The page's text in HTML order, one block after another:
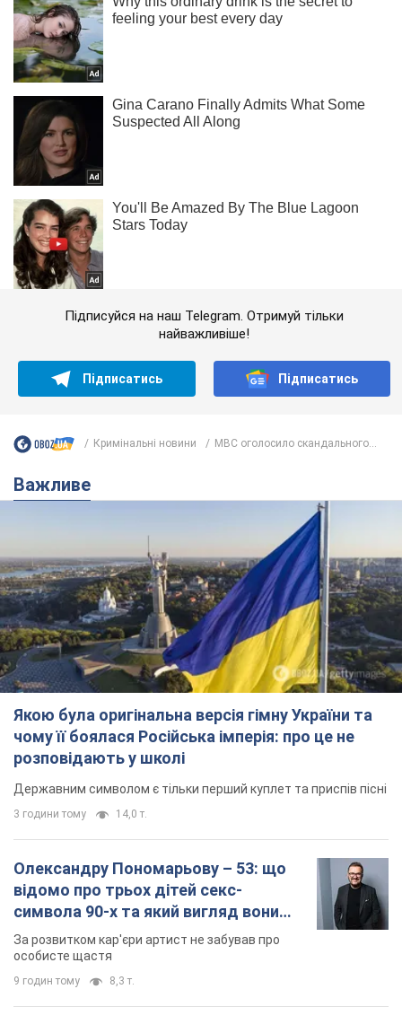
Підписуйся на наш Telegram. Отримуй тільки
найважливіше!
Підписатись Підписатись
Кримінальні новини МВС оголосило скандального...
Важливе
Якою була оригінальна версія гімну України та
чому її боялася Російська імперія: про це не
розповідають у школі
Державним символом є тільки перший куплет та приспів пісні
3 години тому 14,0 т.
Олександру Пономарьову – 53: що
відомо про трьох дітей секс-
символа 90-х та який вигляд вони
мають
За розвитком кар'єри артист не забував про
особисте щастя
9 годин тому 8,3 т.